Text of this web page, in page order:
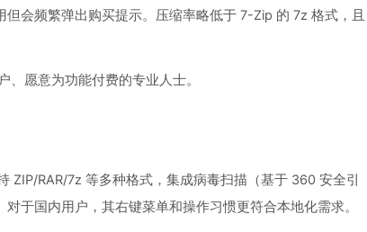
会频繁弹出购买提示。压缩率略低于 7-Zip 的 7z 格式，且
、愿意为功能付费的专业人士。
ZIP/RAR/7z 等多种格式，集成病毒扫描（基于 360 安全引
于国内用户，其右键菜单和操作习惯更符合本地化需求。